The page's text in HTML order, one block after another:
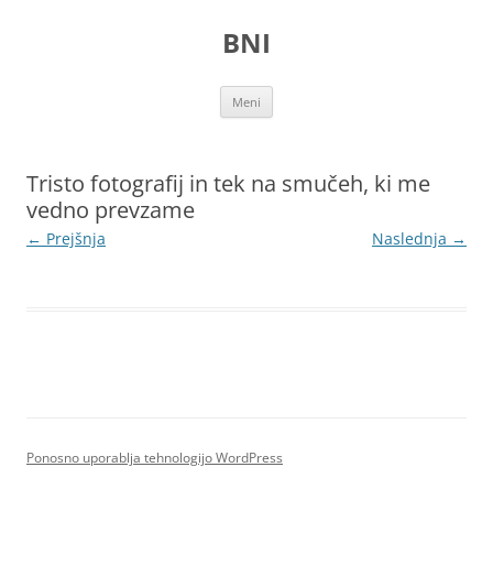
BNI
Meni
Tristo fotografij in tek na smučeh, ki me
vedno prevzame
← Prejšnja Naslednja →
Ponosno uporablja tehnologijo WordPress